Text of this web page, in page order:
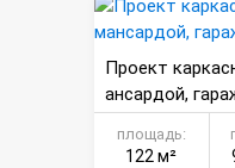
Проект
ансардой,
площадь:
122 м²